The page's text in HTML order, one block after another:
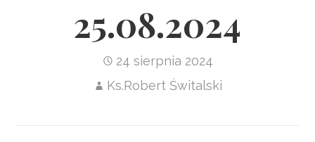
25.08.2024
24 sierpnia 2024
Ks.Robert Świtalski